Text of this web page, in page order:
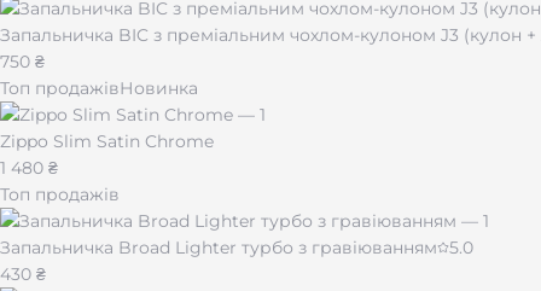
Ми наносимо будь-який текст, ім'я, дату, підпис,
— виконаємо точно та з любов'ю до деталей. Ідеально для
Як заправити запальничку BROAD?
Для заправлення потрібен балончик з
Утримуйте 3–5 секунд до наповнення. Після
Запальничка BIC з преміальним чохлом-кулоном J3 (кулон
750 ₴
Топ продажівНовинка
Zippo Slim Satin Chrome
1 480 ₴
Топ продажів
Запальничка Broad Lighter турбо з гравіюванням
5.0
430 ₴